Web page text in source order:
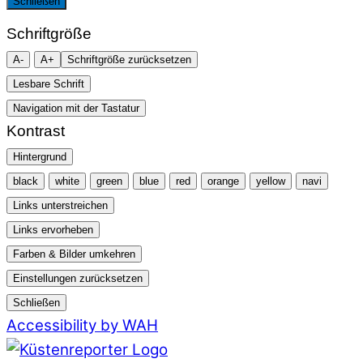
Schriftgröße
A- A+
Schriftgröße zurücksetzen
Lesbare Schrift
Navigation mit der Tastatur
Kontrast
Hintergrund
black
white green blue red orange yellow
navi
Links unterstreichen
Links ervorheben
Farben & Bilder umkehren
Einstellungen zurücksetzen
Schließen
Accessibility by WAH